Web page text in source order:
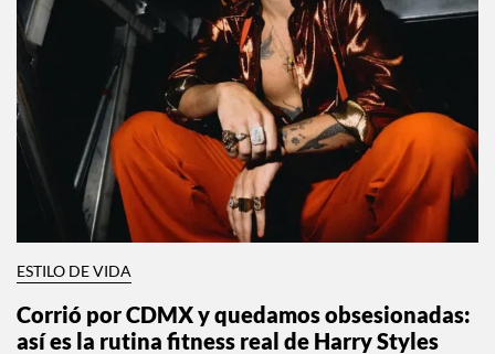
ESTILO DE VIDA
Corrió por CDMX y quedamos obsesionadas:
así es la rutina fitness real de Harry Styles